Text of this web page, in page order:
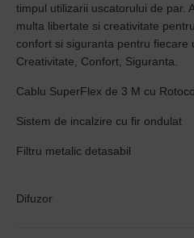
timpul utilizarii uscatorului de par.
multa libertate si creativitate
confort si siguranta pentru fiecare
Creativitate, Confort, Siguranta.
Cablu SuperFlex de 3 M cu
Sistem de incalzire cu fir ondulat
Filtru metalic detasabil
Difuzor